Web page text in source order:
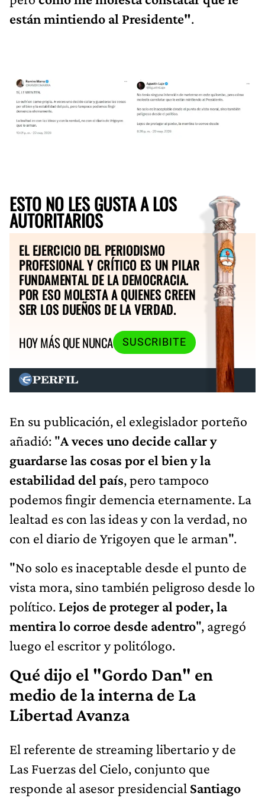
están mintiendo al Presidente".
ESTO NO LES GUSTA A LOS
AUTORITARIOS
EL EJERCICIO DEL PERIODISMO
PROFESIONAL Y CRÍTICO ES UN PILAR
FUNDAMENTAL DE LA DEMOCRACIA.
POR ESO MOLESTA A QUIENES CREEN
SER LOS DUEÑOS DE LA VERDAD.
HOY MÁS QUE NUNCA
SUSCRIBITE
En su publicación, el exlegislador porteño
añadió: "A veces uno decide callar y
guardarse las cosas por el bien y la
estabilidad del país, pero tampoco
podemos fingir demencia eternamente. La
lealtad es con las ideas y con la verdad, no
con el diario de Yrigoyen que le arman".
"No solo es inaceptable desde el punto de
vista mora, sino también peligroso desde lo
político. Lejos de proteger al poder, la
mentira lo corroe desde adentro", agregó
luego el escritor y politólogo.
Qué dijo el "Gordo Dan" en
medio de la interna de La
Libertad Avanza
El referente de streaming libertario y de
Las Fuerzas del Cielo, conjunto que
responde al asesor presidencial Santiago